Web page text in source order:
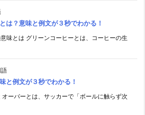
は？意味と例文が３秒でわかる！
意味とは グリーンコーヒーとは、コーヒーの生
と例文が３秒でわかる！
オーバーとは、サッカーで「ボールに触らず次